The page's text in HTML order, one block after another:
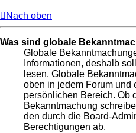
Nach oben
Was sind globale
Globale
Informationen, deshalb
lesen. Globale
oben in jedem Forum und
persönlichen Bereich. Ob
Bekanntmachung
den durch die Board-
Berechtigungen ab.